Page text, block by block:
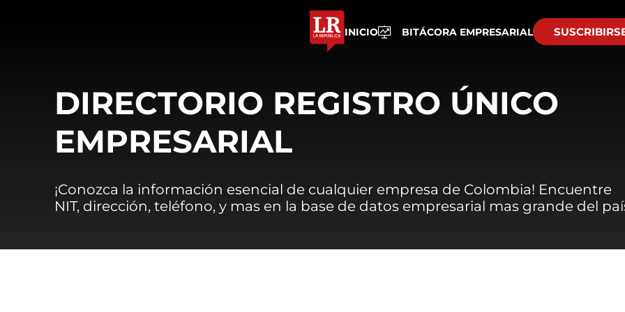
INICIO BITÁCORA EMPRESARIAL
DIRECTORIO REGISTRO ÚNICO
EMPRESARIAL
¡Conozca la información esencial de cualquier empresa de Colombia! Encuentre
NIT, dirección, teléfono, y mas en la base de datos empresarial mas grande del